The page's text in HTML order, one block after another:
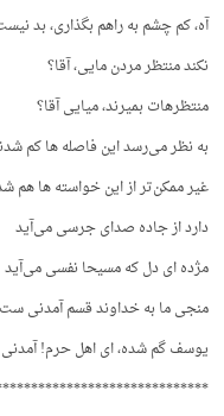
آه، کم چشم به راهم بگذاری، بد
نکند منتظر مردن مایی، آقا؟
منتظرهات بمیرند، میایی آقا؟
به نظر می‌رسد این فاصله ها کم
غیر ممکن‌تر از این خواسته ها
دارد از جاده صدای جرسی می‌آید
مژده ای دل که مسیحا نفسی می‌آید
منجی ما به خداوند قسم آمدنی ست
یوسف گم شده، ای اهل حرم!